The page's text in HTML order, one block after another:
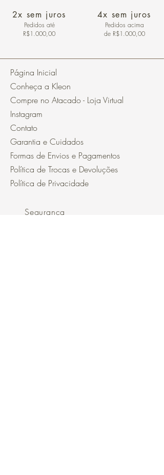
2x sem juros
Pedidos até
R$1.000,00
4x sem juros
Pedidos acima
de R$1.000,00
Página Inicial
Conheça a Kleon
Compre no Atacado - Loja Virtual
Instagram
Contato
Garantia e Cuidados
Formas de Envios e Pagamentos
Política de Trocas e Devoluções
Política de Privacidade
Segurança